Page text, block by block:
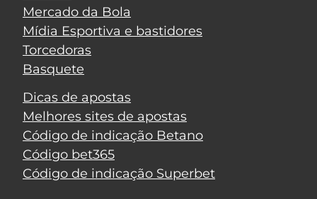
Mercado da Bola
Mídia Esportiva e bastidores
Torcedoras
Basquete
Dicas de apostas
Melhores sites de apostas
Código de indicação Betano
Código bet365
Código de indicação Superbet